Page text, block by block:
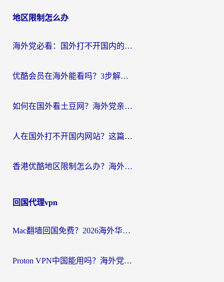
地区限制怎么办
海外党必看：国外打不开国内的app怎么办？3步解决你的乡愁
优酷会员在海外能看吗？3步解决海外追剧难题，附实测好用加速器推荐
如何在国外看土豆网？海外党亲测有效的追剧加速器选择指南
人在国外打不开国内网站？这篇攻略帮你无缝解锁国内资源（附交管12123使用技巧）
香港优酷地区限制怎么办？海外党亲测有效的追剧解决方案
回国代理vpn
Mac翻墙回国免费？2026海外华人亲测：从CCTV5直播到国内APP，这样选加速器才靠谱
Proton VPN中国能用吗？海外党选回国加速器的避坑指南（附番茄加速器实测）